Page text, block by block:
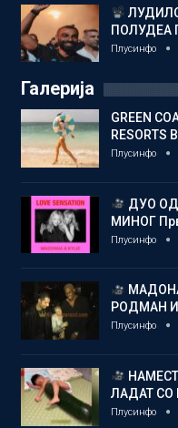
ПОЛУДЕА
Плусинфо
Галерија
GREEN
RESORTS
Плусинфо
ДУО
МИНОГ
Плусинфо
РОДМАН
Плусинфо
ЛАДАТ СО
Плусинфо